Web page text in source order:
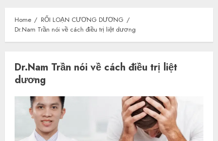
Home
RỐI LOẠN CƯƠNG DƯƠNG
Dr.Nam Trần nói về cách điều trị liệt dương
Dr.Nam Trần nói về cách điều trị liệt
dương